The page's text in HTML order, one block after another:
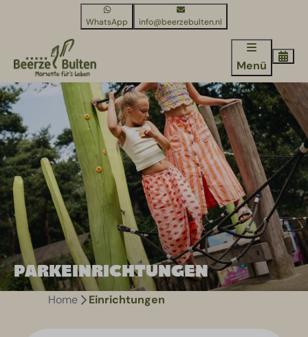
WhatsApp info@beerzebulten.nl
Menü
PARKEINRICHTUNGEN
Home Einrichtungen